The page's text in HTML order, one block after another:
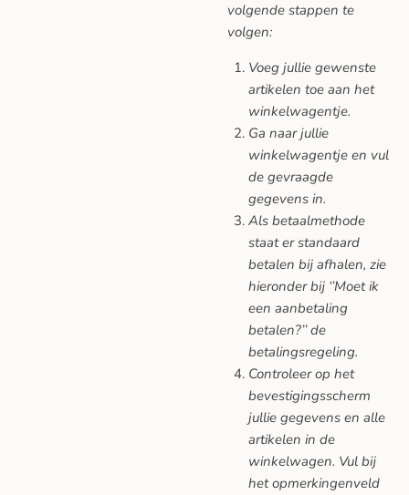
volgende stappen te
volgen:
Voeg jullie gewenste
artikelen toe aan het
winkelwagentje.
Ga naar jullie
winkelwagentje en vul
de gevraagde
gegevens in.
Als betaalmethode
staat er standaard
betalen bij afhalen, zie
hieronder bij ‘’Moet ik
een aanbetaling
betalen?’’ de
betalingsregeling.
Controleer op het
bevestigingsscherm
jullie gegevens en alle
artikelen in de
winkelwagen. Vul bij
het opmerkingenveld